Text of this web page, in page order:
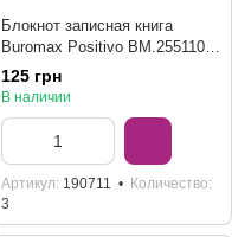
Блокнот записная книга
Buromax Positivo BM.255110-
12 А5, 96 листов в клетку
125 грн
В наличии
Артикул 190711
Количество
3